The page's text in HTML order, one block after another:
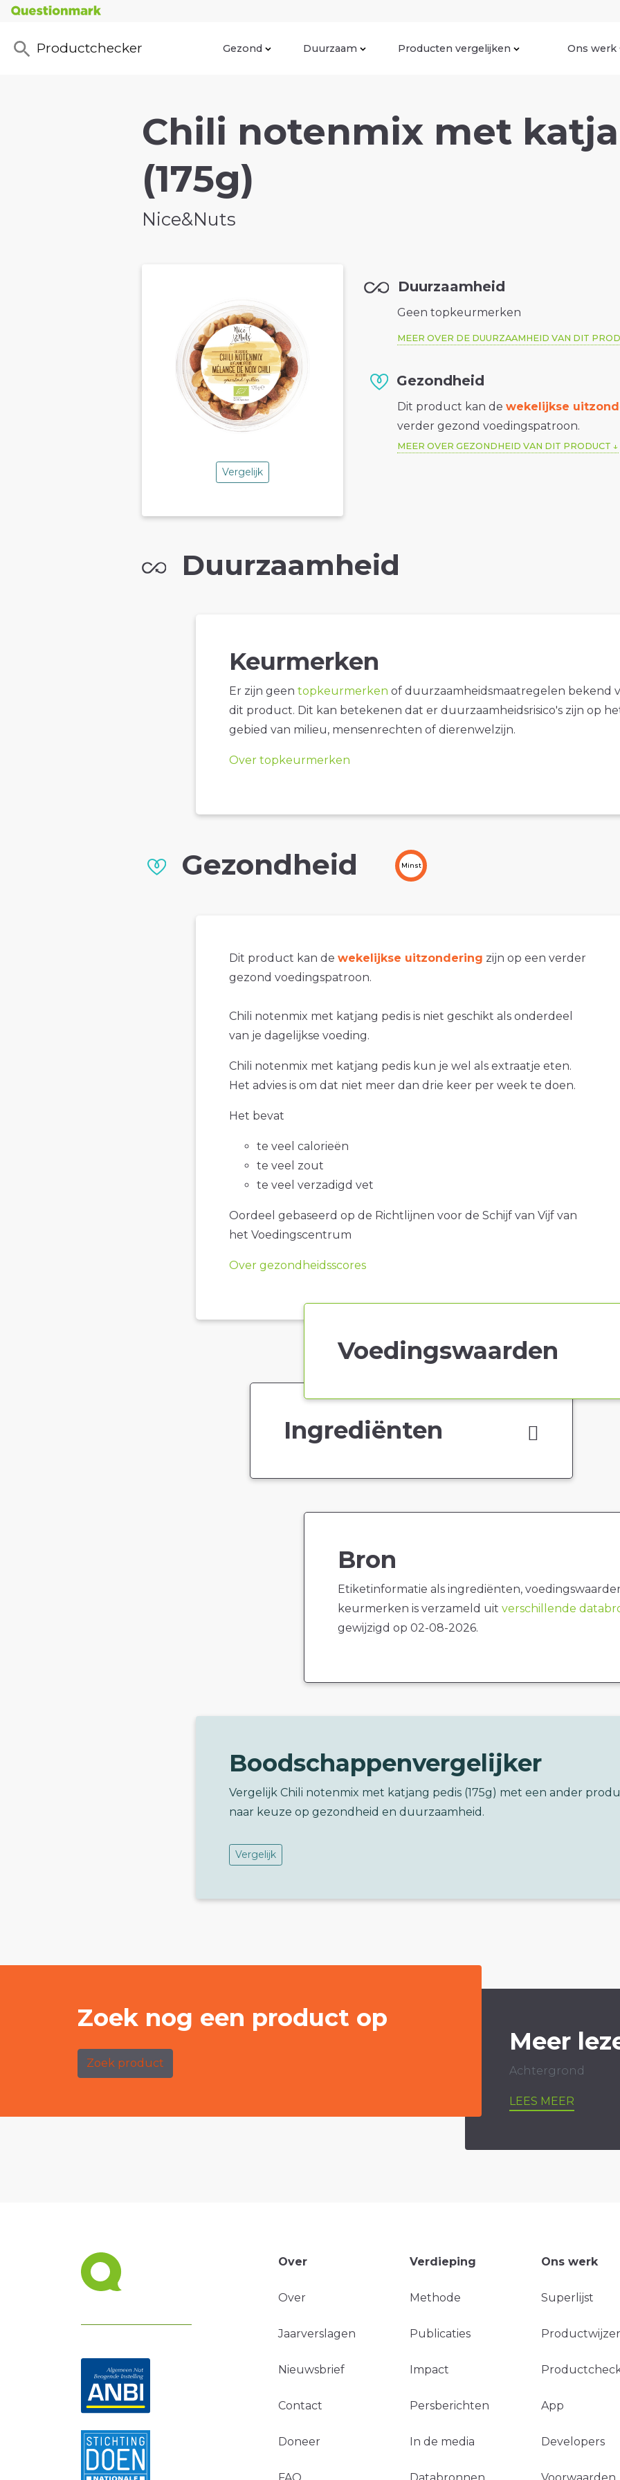
Productchecker Gezond Duurzaam Producten vergelijken Ons werk
Chili notenmix met
(175g)
Nice&Nuts
Vergelijk
Duurzaamheid
Geen topkeurmerken
MEER OVER DE DUURZAAMHEID VAN DIT
Gezondheid
Dit product kan dewekelijkse
verder gezond voedingspatroon.
MEER OVER GEZONDHEID VAN DIT PRODUCT
Duurzaamheid
Keurmerken
Er zijn geen topkeurmerken of duurzaamheidsmaatregelen bekend
dit product. Dit kan betekenen dat er duurzaamheidsrisico's zijn op
gebied van milieu, mensenrechten of dierenwelzijn.
Over topkeurmerken
Gezondheid Minst
Dit product kan de wekelijkse uitzondering zijn op een verder
gezond voedingspatroon.
Chili notenmix met katjang pedis is niet geschikt als onderdeel
van je dagelijkse voeding.
Chili notenmix met katjang pedis kun je wel als extraatje eten.
Het advies is om dat niet meer dan drie keer per week te doen.
Het bevat
te veel calorieën
te veel zout
te veel verzadigd vet
Oordeel gebaseerd op de Richtlijnen voor de Schijf van Vijf van
het Voedingscentrum
Over gezondheidsscores
Voedingswaarden
Ingrediënten
Bron
Etiketinformatie als ingrediënten,
keurmerken is verzameld uit verschillende
gewijzigd op 02-08-2026.
Boodschappenvergelijker
Vergelijk Chili notenmix met katjang pedis (175g) met een ander
naar keuze op gezondheid en duurzaamheid.
Vergelijk
Zoek nog een product op
Zoek product
Meer
Achtergrond
LEES MEER
Over
Over
Jaarverslagen
Nieuwsbrief
Contact
Doneer
Verdieping
Methode
Publicaties
Impact
Persberichten
In de media
Ons werk
Superlijst
App
Developers